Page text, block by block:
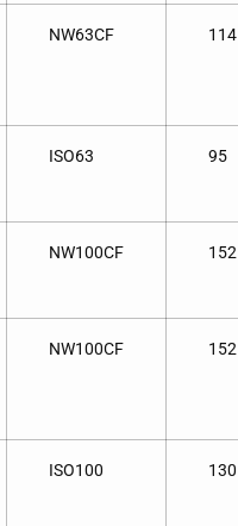
NW63CF 114
ISO63 95
NW100CF 152
NW100CF 152
ISO100 130